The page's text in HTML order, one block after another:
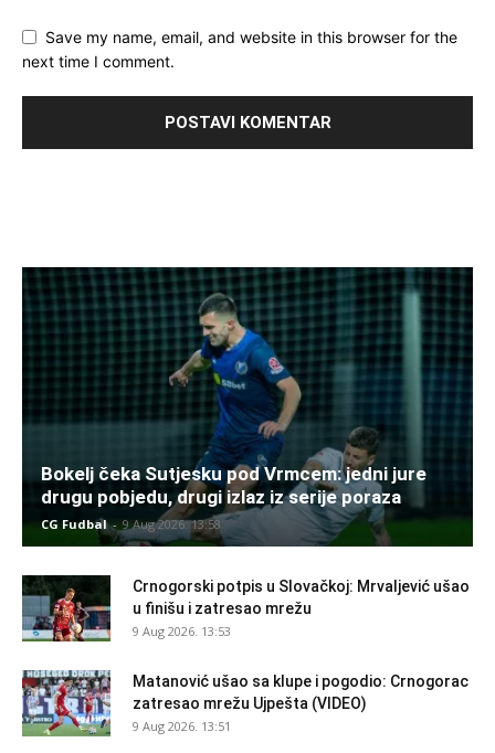
Save my name, email, and website in this browser for the
next time I comment.
Bokelj čeka Sutjesku pod Vrmcem: jedni jure
drugu pobjedu, drugi izlaz iz serije poraza
CG Fudbal - 9 Aug 2026. 13:58
Crnogorski potpis u Slovačkoj: Mrvaljević ušao
u finišu i zatresao mrežu
9 Aug 2026. 13:53
Matanović ušao sa klupe i pogodio: Crnogorac
zatresao mrežu Ujpešta (VIDEO)
9 Aug 2026. 13:51